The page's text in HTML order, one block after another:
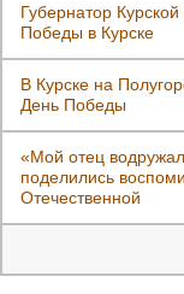
Губернатор
Победы в Курске
В Курске на
День Победы
«Мой отец
поделились
Отечественной